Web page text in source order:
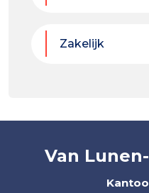
Zakelijk
Van